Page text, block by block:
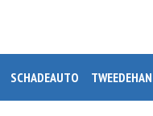
SCHADEAUTO